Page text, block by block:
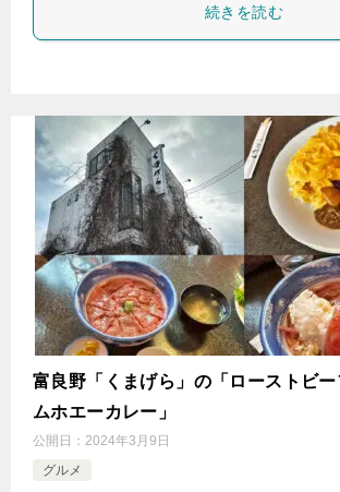
続きを読む
富良野「くまげら」の「ローストビ
ムホエーカレー」
公開日： 2024年3月9日
グルメ